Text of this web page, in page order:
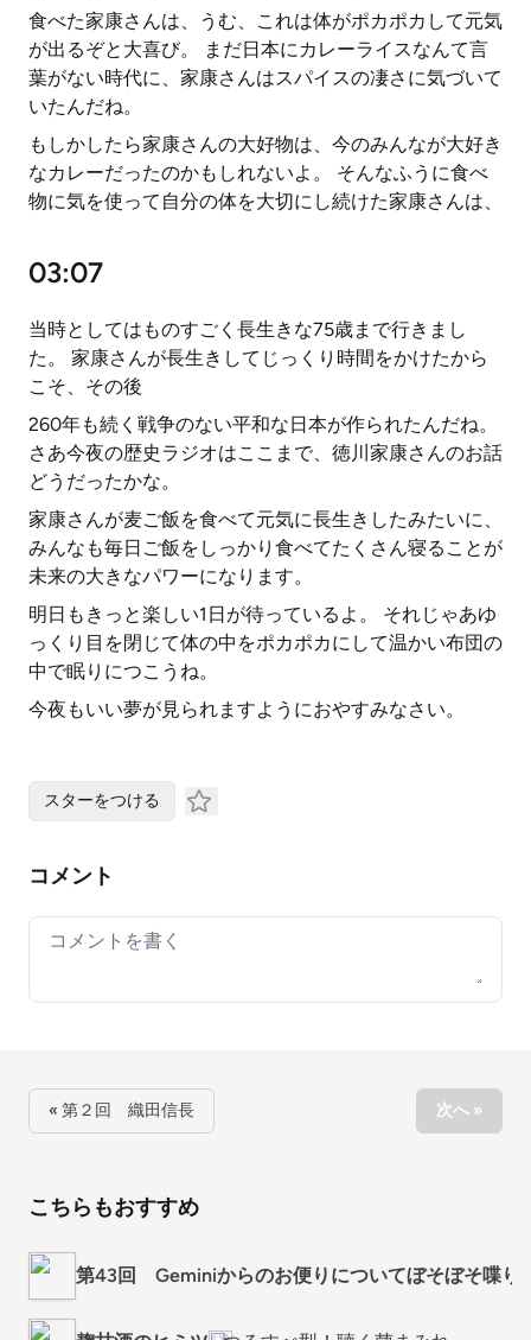
食べた家康さんは、うむ、これは体がポカポカして元気
が出るぞと大喜び。 まだ日本にカレーライスなんて言
葉がない時代に、家康さんはスパイスの凄さに気づいて
いたんだね。
もしかしたら家康さんの大好物は、今のみんなが大好き
なカレーだったのかもしれないよ。 そんなふうに食べ
物に気を使って自分の体を大切にし続けた家康さんは、
03:07
当時としてはものすごく長生きな75歳まで行きまし
た。 家康さんが長生きしてじっくり時間をかけたから
こそ、その後
260年も続く戦争のない平和な日本が作られたんだね。
さあ今夜の歴史ラジオはここまで、徳川家康さんのお話
どうだったかな。
家康さんが麦ご飯を食べて元気に長生きしたみたいに、
みんなも毎日ご飯をしっかり食べてたくさん寝ることが
未来の大きなパワーになります。
明日もきっと楽しい1日が待っているよ。 それじゃあゆ
っくり目を閉じて体の中をポカポカにして温かい布団の
中で眠りにつこうね。
今夜もいい夢が見られますようにおやすみなさい。
スターをつける
コメント
Your comment
« 第２回 織田信長 次へ »
こちらもおすすめ
第43回 Geminiからのお便りについてぼそぼそ喋り